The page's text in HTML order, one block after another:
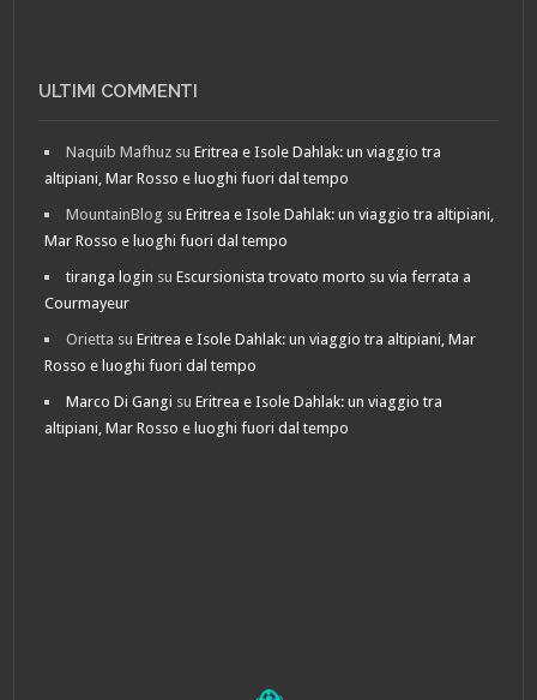
ULTIMI COMMENTI
Naquib Mafhuz suEritrea e Isole Dahlak: un viaggio tra
altipiani, Mar Rosso e luoghi fuori dal tempo
MountainBlog suEritrea e Isole Dahlak: un viaggio tra altipiani,
Mar Rosso e luoghi fuori dal tempo
tiranga login suEscursionista trovato morto su via ferrata a
Courmayeur
Orietta suEritrea e Isole Dahlak: un viaggio tra altipiani, Mar
Rosso e luoghi fuori dal tempo
Marco Di Gangi suEritrea e Isole Dahlak: un viaggio tra
altipiani, Mar Rosso e luoghi fuori dal tempo